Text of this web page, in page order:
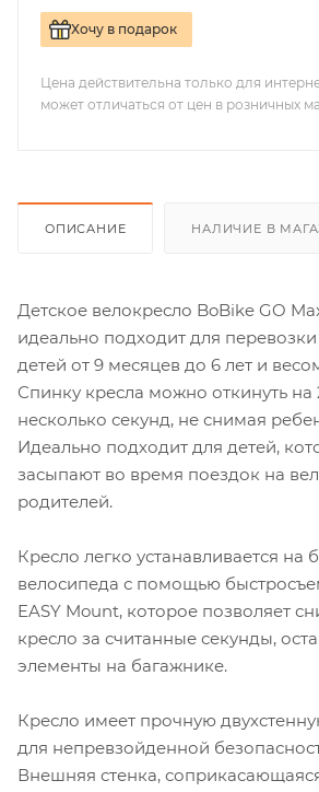
Хочу в подарок
Цена действительна только для
может отличаться от цен в розничных
ОПИСАНИЕ НАЛИЧИЕ В
Детское велокресло BoBike GO
идеально подходит для
детей от 9 месяцев до 6 лет и
Спинку кресла можно откинуть на
несколько секунд, не снимая
Идеально подходит для детей,
засыпают во время поездок на
родителей.
Кресло легко устанавливается на
велосипеда с помощью
EASY Mount, которое позволяет
кресло за считанные секунды,
элементы на багажнике.
Кресло имеет прочную
для непревзойденной
Внешняя стенка,